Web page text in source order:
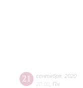
21 сентября 2020
20:00 Пн